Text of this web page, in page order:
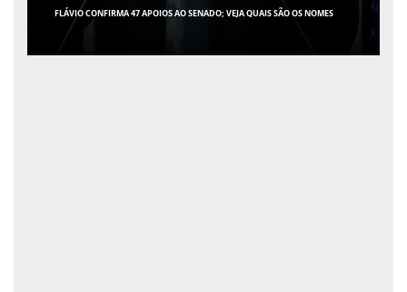
FLÁVIO CONFIRMA 47 APOIOS AO SENADO; VEJA QUAIS SÃO OS NOMES